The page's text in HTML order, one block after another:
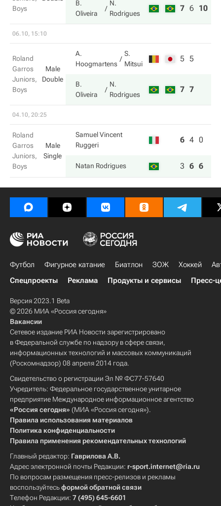
Boys
B.
Oliveira
N.
Rodrigues
7 6 10
06.10, 15:10
Roland
Garros
Juniors,
Boys
Male
Double
A.
Hoogmartens
S.
Mitsui
5 5
B.
Oliveira
N.
Rodrigues
7 7
04.10, 20:25
Roland
Garros
Juniors,
Boys
Male
Single
Samuel Vincent
Ruggeri
6 4 0
Natan Rodrigues 3 6 6
Футбол Фигурное катание Биатлон ЗОЖ Хоккей
Спецпроекты
Реклама Продукты и сервисы Пресс-
Версия 2023.1 Beta
© 2026 МИА «Россия сегодня»
Вакансии
Сетевое издание РИА Новости зарегистрировано
в Федеральной службе по надзору в сфере связи,
информационных технологий и массовых коммуникаций
(Роскомнадзор) 08 апреля 2014 года.
Свидетельство о регистрации Эл № ФС77-57640
Учредитель: Федеральное государственное унитарное
предприятие Международное информационное агентство
«Россия сегодня» (МИА «Россия сегодня»).
Правила использования материалов
Политика конфиденциальности
Правила применения рекомендательных технологий
Главный редактор: Гаврилова А.В.
Адрес электронной почты Редакции: r-sport.internet@ria.ru
По вопросам размещения пресс-релизов и рекламы
воспользуйтесьформой обратной связи
Телефон Редакции: 7 (495) 645-6601